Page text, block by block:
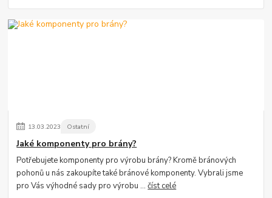
13.03.2023 Ostatní
Jaké komponenty pro brány?
Potřebujete komponenty pro výrobu brány? Kromě bránových
pohonů u nás zakoupíte také bránové komponenty. Vybrali jsme
pro Vás výhodné sady pro výrobu ...číst celé